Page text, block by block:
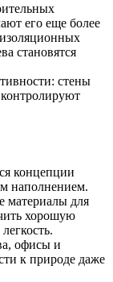
его еще более
становятся
стены
концепции
наполнением.
материалы для
хорошую
офисы и
к природе даже